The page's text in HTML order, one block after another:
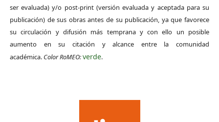
ser evaluada) y/o post-print (versión evaluada y aceptada para su
publicación) de sus obras antes de su publicación, ya que favorece
su circulación y difusión más temprana y con ello un posible
aumento en su citación y alcance entre la comunidad
académica. Color RoMEO:verde.